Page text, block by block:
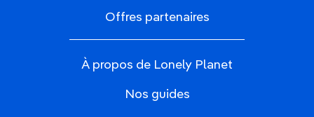
Offres partenaires
À propos de Lonely Planet
Nos guides